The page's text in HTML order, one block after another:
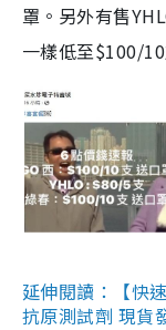
罩。另外有售
一樣低至$100/
延伸閱讀：【快
抗原測試劑 現貨